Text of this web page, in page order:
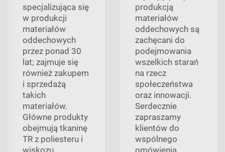
specjalizująca się
w produkcji
materiałów
oddechowych
przez ponad 30
lat; zajmuje się
również zakupem
i sprzedażą
takich
materiałów.
Główne produkty
obejmują tkaninę
TR z poliesteru i
wiskozu
produkcją
materiałów
oddechowych są
zachęcani do
podejmowania
wszelkich starań
na rzecz
społeczeństwa
oraz innowacji.
Serdecznie
zapraszamy
klientów do
wspólnego
omówienia